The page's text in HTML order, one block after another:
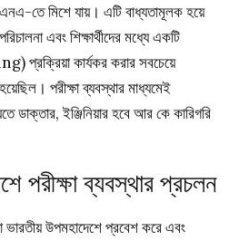
তে মিশে যায়। এটি বাধ্যতামূলক হয়ে
এবং শিক্ষার্থীদের মধ্যে একটি
প্রক্রিয়া কার্যকর করার সবচেয়ে
পরীক্ষা ব্যবস্থার মাধ্যমেই
ডাক্তার, ইঞ্জিনিয়ার হবে আর কে কারিগরি
পরীক্ষা ব্যবস্থার প্রচলন
ভারতীয় উপমহাদেশে প্রবেশ করে এবং